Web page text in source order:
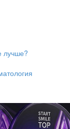
лучше?